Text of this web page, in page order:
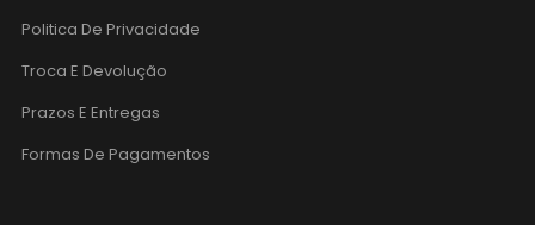
Politica De Privacidade
Troca E Devolução
Prazos E Entregas
Formas De Pagamentos